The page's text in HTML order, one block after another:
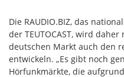
Die RAUDIO.BIZ, das
der TEUTOCAST, wird
deutschen Markt auch den
entwickeln. „Es gibt noch
Hörfunkmärkte, die